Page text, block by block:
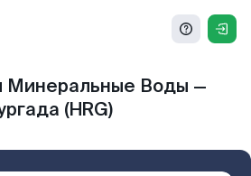
Минеральные Воды —
(HRG)